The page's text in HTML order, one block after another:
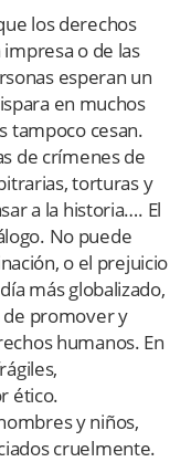
los derechos
o de las
esperan un
en muchos
tampoco cesan.
de crímenes de
torturas y
a la historia…. El
No puede
o el prejuicio
más globalizado,
de promover y
humanos. En
ético.
y niños,
cruelmente.